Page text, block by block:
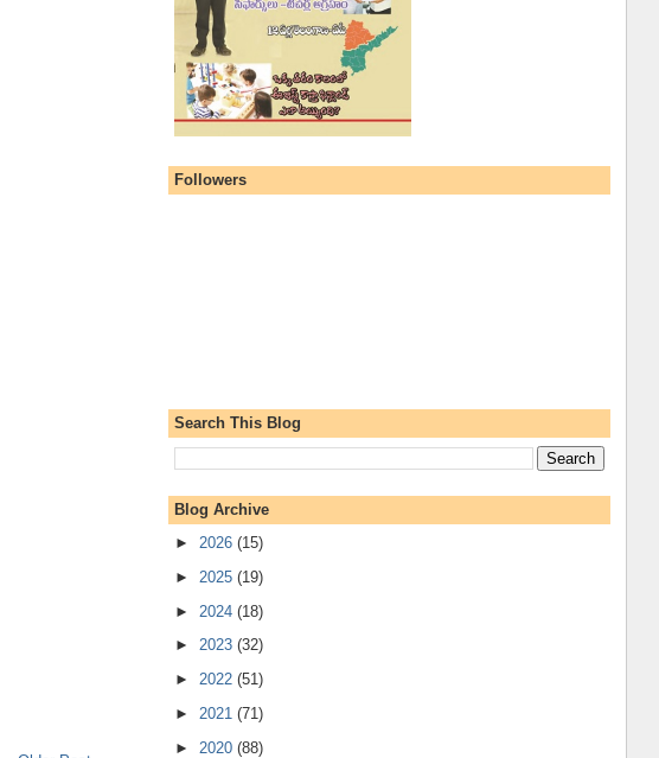
Followers
Search This Blog
Blog Archive
► 2026 (15)
► 2025 (19)
► 2024 (18)
► 2023 (32)
► 2022 (51)
► 2021 (71)
► 2020 (88)